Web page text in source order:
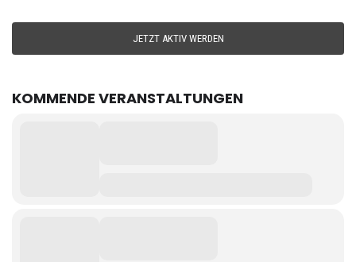
JETZT AKTIV WERDEN
KOMMENDE VERANSTALTUNGEN